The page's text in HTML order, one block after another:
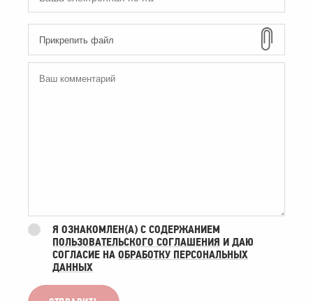
Я ОЗНАКОМЛЕН(А) С СОДЕРЖАНИЕМ
ПОЛЬЗОВАТЕЛЬСКОГО СОГЛАШЕНИЯ И ДАЮ
СОГЛАСИЕ НА ОБРАБОТКУ ПЕРСОНАЛЬНЫХ
ДАННЫХ